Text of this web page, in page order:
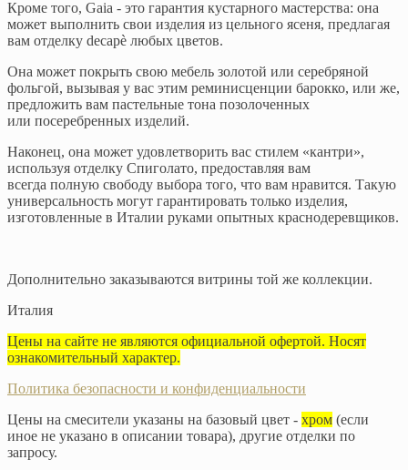
Кроме того, Gaia - это гарантия кустарного мастерства: она
может выполнить свои изделия из цельного ясеня, предлагая
вам отделку decapè любых цветов.
Она может покрыть свою мебель золотой или серебряной
фольгой, вызывая у вас этим реминисценции барокко, или же,
предложить вам пастельные тона позолоченных
или посеребренных изделий.
Наконец, она может удовлетворить вас стилем «кантри»,
используя отделку Спиголато, предоставляя вам
всегда полную свободу выбора того, что вам нравится. Такую
универсальность могут гарантировать только изделия,
изготовленные в Италии руками опытных краснодеревщиков.
Дополнительно заказываются витрины той же коллекции.
Италия
Цены на сайте не являются официальной офертой. Носят
ознакомительный характер.
Политика безопасности и конфиденциальности
Цены на смесители указаны на базовый цвет - хром (если
иное не указано в описании товара), другие отделки по
запросу.